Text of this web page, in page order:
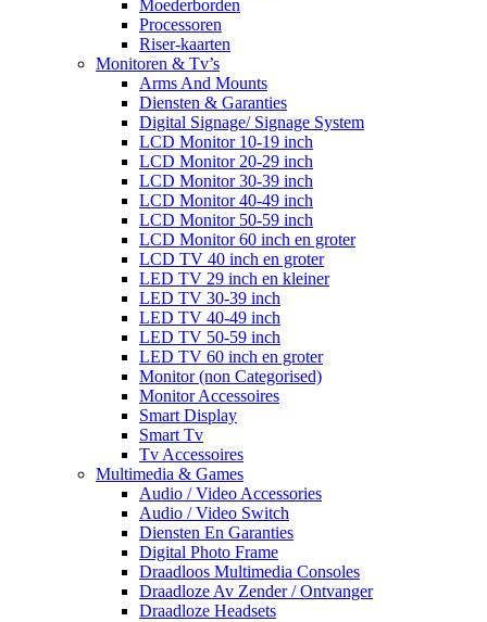
Moederborden
Processoren
Riser-kaarten
Monitoren & Tv’s
Arms And Mounts
Diensten & Garanties
Digital Signage/ Signage System
LCD Monitor 10-19 inch
LCD Monitor 20-29 inch
LCD Monitor 30-39 inch
LCD Monitor 40-49 inch
LCD Monitor 50-59 inch
LCD Monitor 60 inch en groter
LCD TV 40 inch en groter
LED TV 29 inch en kleiner
LED TV 30-39 inch
LED TV 40-49 inch
LED TV 50-59 inch
LED TV 60 inch en groter
Monitor (non Categorised)
Monitor Accessoires
Smart Display
Smart Tv
Tv Accessoires
Multimedia & Games
Audio / Video Accessories
Audio / Video Switch
Diensten En Garanties
Digital Photo Frame
Draadloos Multimedia Consoles
Draadloze Av Zender / Ontvanger
Draadloze Headsets